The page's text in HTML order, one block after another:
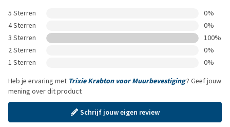
5 Sterren
0%
4 Sterren
0%
3 Sterren
100%
2 Sterren
0%
1 Sterren
0%
Heb je ervaring met Trixie Krabton voor Muurbevestiging? Geef jouw
mening over dit product
Schrijf jouw eigen review